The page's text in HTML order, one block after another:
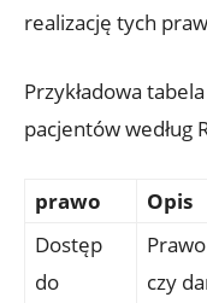
realizację tych
Przykładowa
pacjentów według
prawo
Opis
Dostęp
do
czy